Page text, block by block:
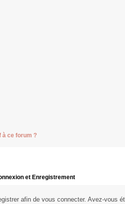
à ce forum ?
et Enregistrement
afin de vous connecter. Avez-vous